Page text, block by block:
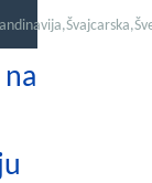
,Švajcarska,